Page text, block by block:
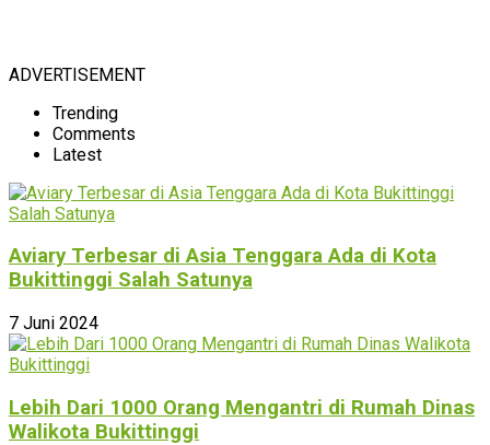
ADVERTISEMENT
Trending
Comments
Latest
Aviary Terbesar di Asia Tenggara Ada di Kota
Bukittinggi Salah Satunya
7 Juni 2024
Lebih Dari 1000 Orang Mengantri di Rumah Dinas
Walikota Bukittinggi